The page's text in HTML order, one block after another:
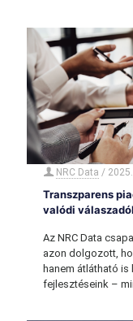
NRC Data /
Transzparens
valódi
Az NRC Data
azon dolgozott,
hanem átlátható
fejlesztéseink –